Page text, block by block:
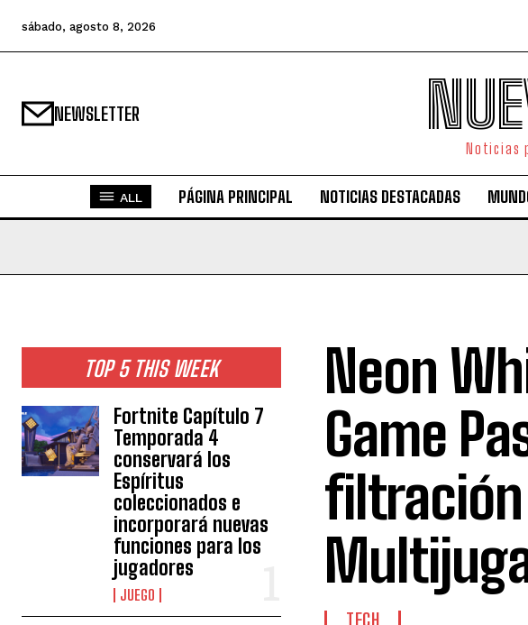
sábado, agosto 8, 2026
NEWSLETTER
Noticias
ALL PÁGINA PRINCIPAL NOTICIAS DESTACADAS
TOP 5 THIS WEEK
Fortnite Capítulo 7
Temporada 4
conservará los
Espíritus
coleccionados e
incorporará nuevas
funciones para los
jugadores
JUEGO
Neon
Game
TECH